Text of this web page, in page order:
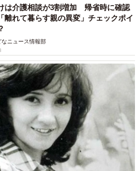
は介護相談が3割増加 帰省時に確認
離れて暮らす親の異変」チェックポイ
なニュース情報部